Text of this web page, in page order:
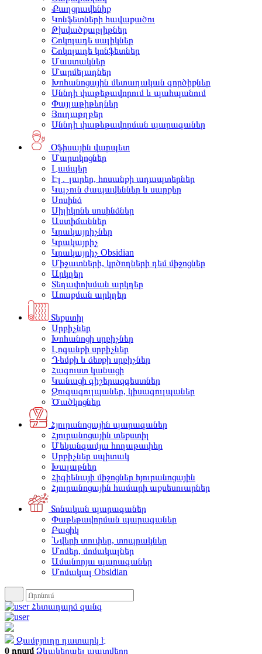
Քաղցրավենիք
Կոնֆետների հավաքածու
Թխվածքաբլիթներ
Շոկոլադե սալիկներ
Շոկոլադե կոնֆետներ
Մաստակներ
Մարմելադներ
Խոհանոցային մետաղական գործիքներ
Սննդի փաթեթավորում և պահպանում
Փայլաթիթեղներ
Յուղաթղթեր
Սննդի փաթեթավորման պարագաներ
Օֆիսային վարպետ
Մարտկոցներ
Լամպեր
Էլ․ լարեր, հոսանքի ադապտերներ
Կպչուն ժապավեններ և սարքեր
Սոսինձ
Սիլիկոնե սոսինձներ
Աստիճաններ
Կրակայրիչներ
Կրակայրիչ
Կրակայրիչ Obsidian
Միջատների, կրծողների դեմ միջոցներ
Արկղեր
Տեղափոխման արկղեր
Առաքման արկղեր
Տեքստիլ
Սրբիչներ
Խոհանոցի սրբիչներ
Լոգանքի սրբիչներ
Դեմքի և ձեռքի սրբիչներ
Հագուստ կանացի
Կանացի գիշերազգեստներ
Զուգագուլպաներ, կիսագուլպաներ
Ծածկոցներ
Հյուրանոցային պարագաներ
Հյուրանոցային տեքստիլ
Մեկանգամյա հողաթափեր
Սրբիչներ սպիտակ
Խալաթներ
Հիգիենայի միջոցներ հյուրանոցային
Հյուրանոցային համարի աքսեսուարներ
Տոնական պարագաներ
Փաթեթավորման պարագաներ
Բացիկ
Նվերի տուփեր, տոպրակներ
Մոմեր, մոմակալներ
Ամանորյա պարագաներ
Մոմակալ Obsidian
Հետադարձ զանգ
Զամբյուղը դատարկ է
0 դրամ Ձևակերպել պատվերը